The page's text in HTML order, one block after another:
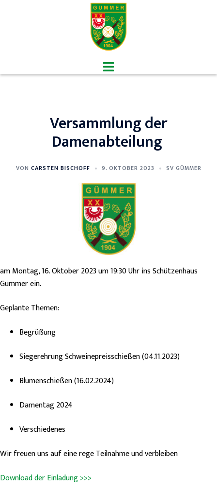
Menü
umschalten
Versammlung der
Damenabteilung
VON CARSTEN BISCHOFF 9. OKTOBER 2023 SV GÜMMER
am Montag, 16. Oktober 2023 um 19:30 Uhrins Schützenhaus
Gümmerein.
Geplante Themen:
Begrüßung
Siegerehrung Schweinepreisschießen (04.11.2023)
Blumenschießen (16.02.2024)
Damentag 2024
Verschiedenes
Wir freuen uns auf eine rege Teilnahme und verbleiben
Download der Einladung >>>